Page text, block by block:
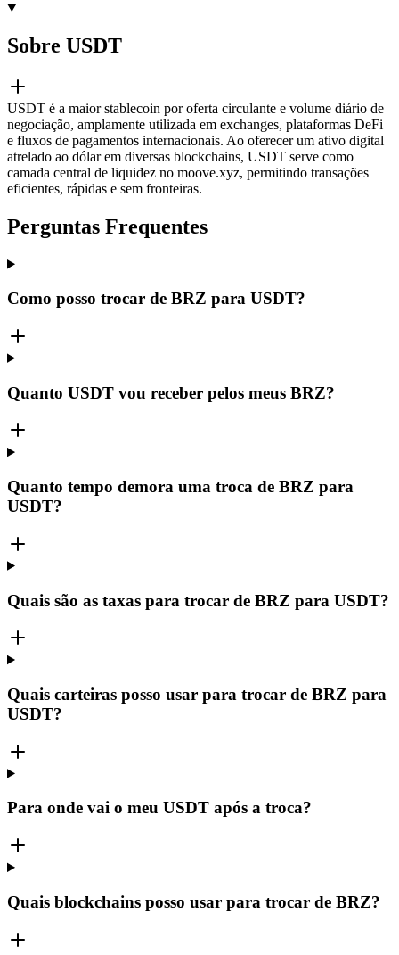
Sobre USDT
USDT é a maior stablecoin por oferta circulante e volume diário de
negociação, amplamente utilizada em exchanges, plataformas DeFi
e fluxos de pagamentos internacionais. Ao oferecer um ativo digital
atrelado ao dólar em diversas blockchains, USDT serve como
camada central de liquidez no moove.xyz, permitindo transações
eficientes, rápidas e sem fronteiras.
Perguntas Frequentes
Como posso trocar de BRZ para USDT?
Quanto USDT vou receber pelos meus BRZ?
Quanto tempo demora uma troca de BRZ para
USDT?
Quais são as taxas para trocar de BRZ para USDT?
Quais carteiras posso usar para trocar de BRZ para
USDT?
Para onde vai o meu USDT após a troca?
Quais blockchains posso usar para trocar de BRZ?